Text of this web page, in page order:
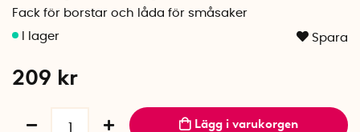
Fack för borstar och låda för småsaker
Spara
209 kr
Lägg i varukorgen